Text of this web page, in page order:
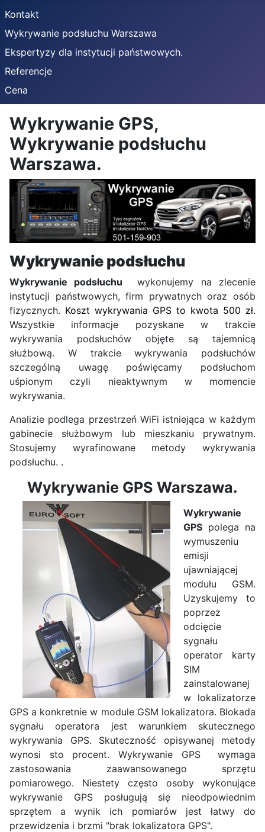
Kontakt
Wykrywanie podsłuchu Warszawa
Ekspertyzy dla instytucji państwowych.
Referencje
Cena
Wykrywanie GPS,
Wykrywanie podsłuchu
Warszawa.
Wykrywanie podsłuchu
Wykrywanie podsłuchu wykonujemy na zlecenie
instytucji państwowych, firm prywatnych oraz osób
fizycznych. Koszt wykrywania GPS to kwota 500 zł.
Wszystkie informacje pozyskane w trakcie
wykrywania podsłuchów objęte są tajemnicą
służbową. W trakcie wykrywania podsłuchów
szczególną uwagę poświęcamy podsłuchom
uśpionym czyli nieaktywnym w momencie
wykrywania.
Analizie podlega przestrzeń WiFi istniejąca w każdym
gabinecie służbowym lub mieszkaniu prywatnym.
Stosujemy wyrafinowane metody wykrywania
podsłuchu. .
Wykrywanie GPS Warszawa.
Wykrywanie
GPS polega na
wymuszeniu
emisji
ujawniającej
modułu GSM.
Uzyskujemy to
poprzez
odcięcie
sygnału
operator karty
SIM
zainstalowanej
w lokalizatorze
GPS a konkretnie w module GSM lokalizatora. Blokada
sygnału operatora jest warunkiem skutecznego
wykrywania GPS. Skuteczność opisywanej metody
wynosi sto procent. Wykrywanie GPS wymaga
zastosowania zaawansowanego sprzętu
pomiarowego. Niestety często osoby wykonujące
wykrywanie GPS posługują się nieodpowiednim
sprzętem a wynik ich pomiarów jest łatwy do
przewidzenia i brzmi "brak lokalizatora GPS".